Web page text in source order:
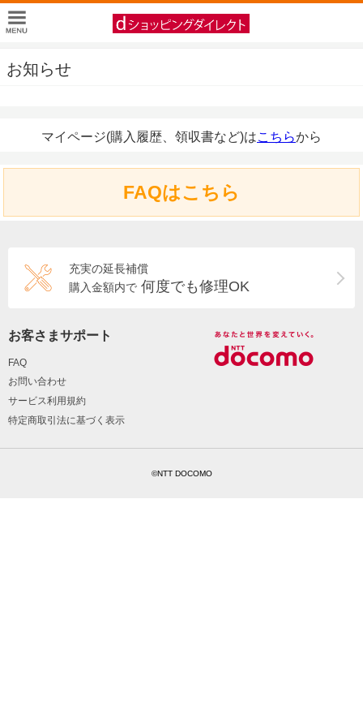
お知らせ
マイページ(購入履歴、領収書など)はこちらから
FAQはこちら
充実の延長補償
購入金額内で 何度でも修理OK
お客さまサポート
FAQ
お問い合わせ
サービス利用規約
特定商取引法に基づく表示
©NTT DOCOMO